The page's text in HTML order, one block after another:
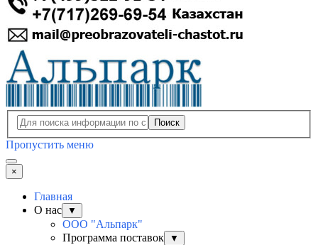
Поиск
Пропустить меню
×
Главная
О нас
▼
ООО "Альпарк"
Программа поставок
▼